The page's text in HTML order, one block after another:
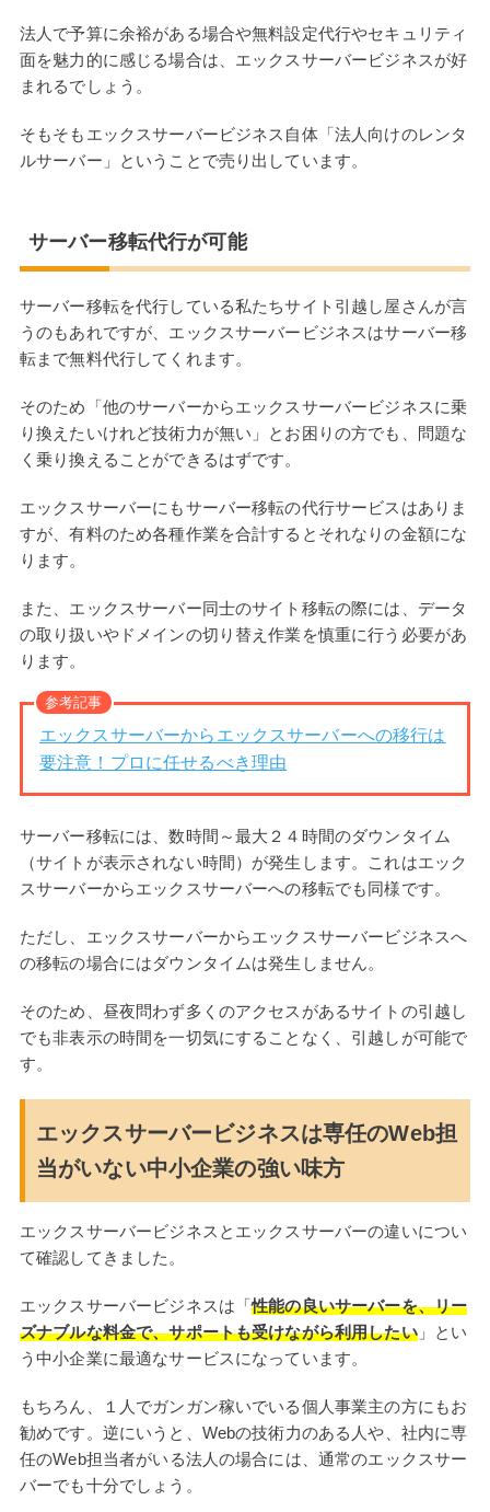
法人で予算に余裕がある場合や無料設定代行やセキュリティ
面を魅力的に感じる場合は、エックスサーバービジネスが好
まれるでしょう。
そもそもエックスサーバービジネス自体「法人向けのレンタ
ルサーバー」ということで売り出しています。
サーバー移転代行が可能
サーバー移転を代行している私たちサイト引越し屋さんが言
うのもあれですが、エックスサーバービジネスはサーバー移
転まで無料代行してくれます。
そのため「他のサーバーからエックスサーバービジネスに乗
り換えたいけれど技術力が無い」とお困りの方でも、問題な
く乗り換えることができるはずです。
エックスサーバーにもサーバー移転の代行サービスはありま
すが、有料のため各種作業を合計するとそれなりの金額にな
ります。
また、エックスサーバー同士のサイト移転の際には、データ
の取り扱いやドメインの切り替え作業を慎重に行う必要があ
ります。
参考記事
エックスサーバーからエックスサーバーへの移行は
要注意！プロに任せるべき理由
サーバー移転には、数時間～最大２４時間のダウンタイム
（サイトが表示されない時間）が発生します。これはエック
スサーバーからエックスサーバーへの移転でも同様です。
ただし、エックスサーバーからエックスサーバービジネスへ
の移転の場合にはダウンタイムは発生しません。
そのため、昼夜問わず多くのアクセスがあるサイトの引越し
でも非表示の時間を一切気にすることなく、引越しが可能で
す。
エックスサーバービジネスは専任のWeb担
当がいない中小企業の強い味方
エックスサーバービジネスとエックスサーバーの違いについ
て確認してきました。
エックスサーバービジネスは「性能の良いサーバーを、リー
ズナブルな料金で、サポートも受けながら利用したい」とい
う中小企業に最適なサービスになっています。
もちろん、１人でガンガン稼いでいる個人事業主の方にもお
勧めです。逆にいうと、Webの技術力のある人や、社内に専
任のWeb担当者がいる法人の場合には、通常のエックスサー
バーでも十分でしょう。